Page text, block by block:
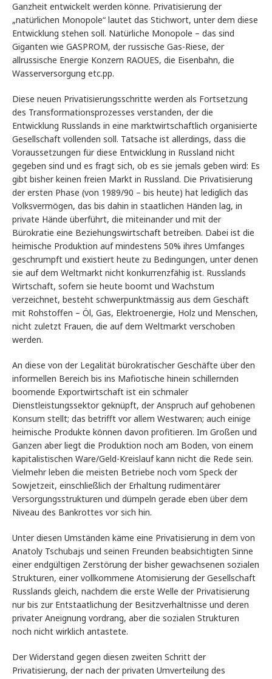
Ganzheit entwickelt werden könne. Privatisierung der
„natürlichen Monopole“ lautet das Stichwort, unter dem diese
Entwicklung stehen soll. Natürliche Monopole – das sind
Giganten wie GASPROM, der russische Gas-Riese, der
allrussische Energie Konzern RAOUES, die Eisenbahn, die
Wasserversorgung etc.pp.
Diese neuen Privatisierungsschritte werden als Fortsetzung
des Transformationsprozesses verstanden, der die
Entwicklung Russlands in eine marktwirtschaftlich organisierte
Gesellschaft vollenden soll. Tatsache ist allerdings, dass die
Voraussetzungen für diese Entwicklung in Russland nicht
gegeben sind und es fragt sich, ob es sie jemals geben wird: Es
gibt bisher keinen freien Markt in Russland. Die Privatisierung
der ersten Phase (von 1989/90 – bis heute) hat lediglich das
Volksvermögen, das bis dahin in staatlichen Händen lag, in
private Hände überführt, die miteinander und mit der
Bürokratie eine Beziehungswirtschaft betreiben. Dabei ist die
heimische Produktion auf mindestens 50% ihres Umfanges
geschrumpft und existiert heute zu Bedingungen, unter denen
sie auf dem Weltmarkt nicht konkurrenzfähig ist. Russlands
Wirtschaft, sofern sie heute boomt und Wachstum
verzeichnet, besteht schwerpunktmässig aus dem Geschäft
mit Rohstoffen – Öl, Gas, Elektroenergie, Holz und Menschen,
nicht zuletzt Frauen, die auf dem Weltmarkt verschoben
werden.
An diese von der Legalität bürokratischer Geschäfte über den
informellen Bereich bis ins Mafiotische hinein schillernden
boomende Exportwirtschaft ist ein schmaler
Dienstleistungssektor geknüpft, der Anspruch auf gehobenen
Konsum stellt; das betrifft vor allem Westwaren; auch einige
heimische Produkte können davon profitieren. Im Großen und
Ganzen aber liegt die Produktion noch am Boden, von einem
kapitalistischen Ware/Geld-Kreislauf kann nicht die Rede sein.
Vielmehr leben die meisten Betriebe noch vom Speck der
Sowjetzeit, einschließlich der Erhaltung rudimentärer
Versorgungsstrukturen und dümpeln gerade eben über dem
Niveau des Bankrottes vor sich hin.
Unter diesen Umständen käme eine Privatisierung in dem von
Anatoly Tschubajs und seinen Freunden beabsichtigten Sinne
einer endgültigen Zerstörung der bisher gewachsenen sozialen
Strukturen, einer vollkommene Atomisierung der Gesellschaft
Russlands gleich, nachdem die erste Welle der Privatisierung
nur bis zur Entstaatlichung der Besitzverhältnisse und deren
privater Aneignung vordrang, aber die sozialen Strukturen
noch nicht wirklich antastete.
Der Widerstand gegen diesen zweiten Schritt der
Privatisierung, der nach der privaten Umverteilung des